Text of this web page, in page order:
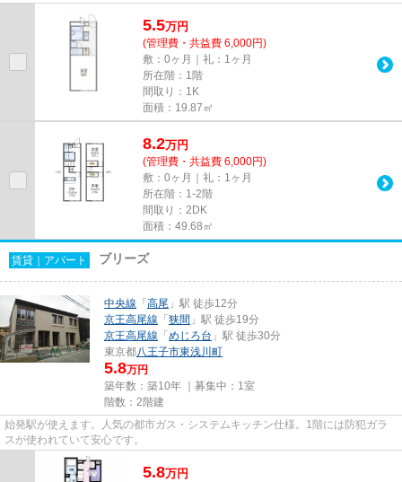
5.5万円
(管理費・共益費 6,000円)
敷：0ヶ月｜礼：1ヶ月
所在階：1階
間取り：1K
面積：19.87㎡
8.2万円
(管理費・共益費 6,000円)
敷：0ヶ月｜礼：1ヶ月
所在階：1-2階
間取り：2DK
面積：49.68㎡
賃貸｜アパート ブリーズ
中央線 「高尾 」駅 徒歩12分
京王高尾線 「狭間 」駅 徒歩19分
京王高尾線 「めじろ台 」駅 徒歩30分
東京都八王子市東浅川町
5.8万円
築年数：築10年 ｜募集中： 1室
階数：2階建
始発駅が使えます。人気の都市ガス・システムキッチン仕様。1階には防犯ガラ
スが使われていて安心です。
5.8万円